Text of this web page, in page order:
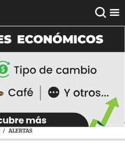
/ ALERTAS